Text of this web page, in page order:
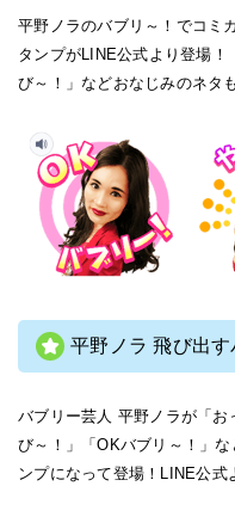
平野ノラのバブリ～！でコミ
タンプがLINE公式より登場！
び～！」などおなじみのネタ
平野ノラ 飛び出す
バブリー芸人 平野ノラが「お
び～！」「OKバブリ～！」
ンプになって登場！LINE公式